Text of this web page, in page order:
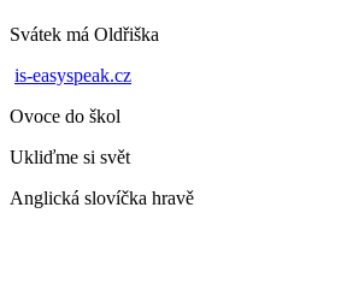
Svátek má Oldřiška
is-easyspeak.cz
Ovoce do škol
Ukliďme si svět
Anglická slovíčka hravě